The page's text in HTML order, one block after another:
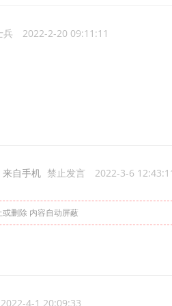
兵 2022-2-20 09:11:11
来自手机 禁止发言 2022-3-6
或删除 内容自动屏蔽
2022-4-1 20:09:33